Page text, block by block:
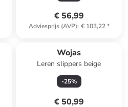
€ 56,99
Adviesprijs (AVP): € 103,22*
Wojas
Leren slippers beige
-25%
€ 50,99